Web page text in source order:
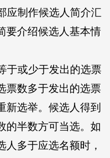
应制作候选人简介汇
要介绍候选人基本情
于或少于发出的选票
票数多于发出的选票
新选举。候选人得到
的半数方可当选。如
多于应选名额时，